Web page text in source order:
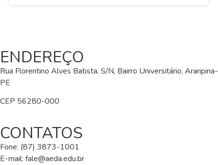
ENDEREÇO
Rua Florentino Alves Batista, S/N, Bairro Universitário, Araripina-
PE
CEP 56280-000
CONTATOS
Fone: (87) 3873-1001
E-mail: fale@aeda.edu.br